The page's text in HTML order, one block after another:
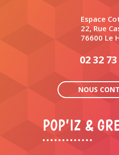
Espace
22, Rue
76600 Le
02 32
NOUS
POP’IZ &